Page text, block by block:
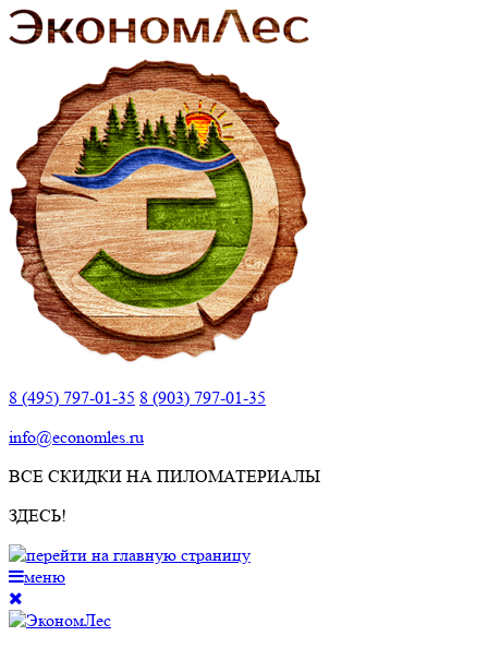
8 (495) 797-01-35 8 (903) 797-01-35
info@economles.ru
ВСЕ СКИДКИ НА ПИЛОМАТЕРИАЛЫ
ЗДЕСЬ!
меню